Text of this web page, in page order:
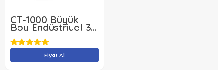
CT-1000 Büyük
Boy Endüstriyel 3D
Yazıcı
1000x1000x1000mm
Fiyat Al